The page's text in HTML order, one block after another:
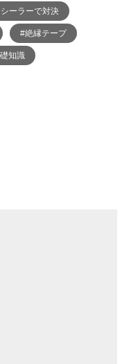
ーラーで対決
#絶縁テープ
知識